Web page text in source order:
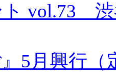
vol.73
』5月興行